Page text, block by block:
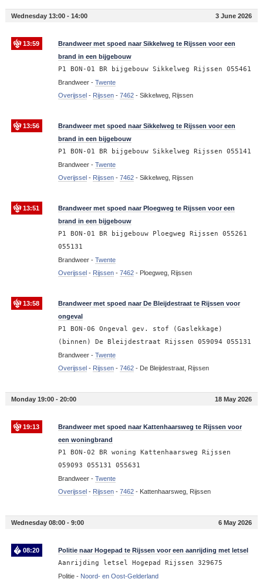
Wednesday 13:00 - 14:00 3 June 2026
13:59
Brandweer met spoed naar Sikkelweg te Rijssen voor een
brand in een bijgebouw
P1 BON-01 BR bijgebouw Sikkelweg Rijssen 055461
Brandweer - Twente
Overijssel- Rijssen- 7462- Sikkelweg, Rijssen
13:56
Brandweer met spoed naar Sikkelweg te Rijssen voor een
brand in een bijgebouw
P1 BON-01 BR bijgebouw Sikkelweg Rijssen 055141
Brandweer - Twente
Overijssel- Rijssen- 7462- Sikkelweg, Rijssen
13:51
Brandweer met spoed naar Ploegweg te Rijssen voor een
brand in een bijgebouw
P1 BON-01 BR bijgebouw Ploegweg Rijssen 055261
055131
Brandweer - Twente
Overijssel- Rijssen- 7462- Ploegweg, Rijssen
13:58
Brandweer met spoed naar De Bleijdestraat te Rijssen voor
ongeval
P1 BON-06 Ongeval gev. stof (Gaslekkage)
(binnen) De Bleijdestraat Rijssen 059094 055131
Brandweer - Twente
Overijssel- Rijssen- 7462- De Bleijdestraat, Rijssen
Monday 19:00 - 20:00 18 May 2026
19:13
Brandweer met spoed naar Kattenhaarsweg te Rijssen voor
een woningbrand
P1 BON-02 BR woning Kattenhaarsweg Rijssen
059093 055131 055631
Brandweer - Twente
Overijssel- Rijssen- 7462- Kattenhaarsweg, Rijssen
Wednesday 08:00 - 9:00 6 May 2026
08:20 Politie naar Hogepad te Rijssen voor een aanrijding met letsel
Aanrijding letsel Hogepad Rijssen 329675
Politie - Noord- en Oost-Gelderland